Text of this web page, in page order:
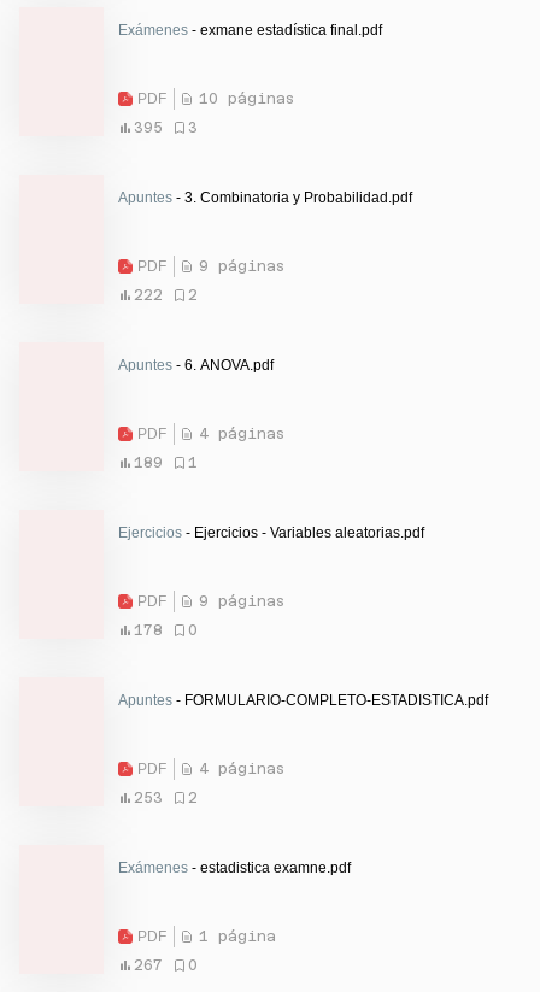
Exámenes - exmane estadística final.pdf
PDF
10 páginas
395
3
Apuntes - 3. Combinatoria y Probabilidad.pdf
PDF
9 páginas
222
2
Apuntes - 6. ANOVA.pdf
PDF
4 páginas
189
1
Ejercicios - Ejercicios - Variables aleatorias.pdf
PDF
9 páginas
178
0
Apuntes - FORMULARIO-COMPLETO-ESTADISTICA.pdf
PDF
4 páginas
253
2
Exámenes - estadistica examne.pdf
PDF
1 página
267
0